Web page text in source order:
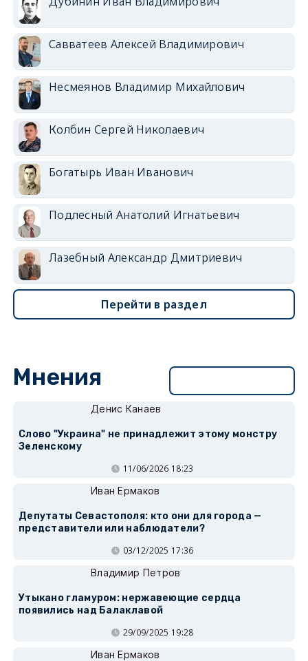
Савватеев Алексей Владимирович
Несмеянов Владимир Михайлович
Колбин Сергей Николаевич
Богатырь Иван Иванович
Подлесный Анатолий Игнатьевич
Лазебный Александр Дмитриевич
Перейти в раздел
Мнения
Денис Канаев
Слово "Украина" не принадлежит этому монстру
Зеленскому
11/06/2026 18:23
Иван Ермаков
Депутаты Севастополя: кто они для города —
представители или наблюдатели?
03/12/2025 17:36
Владимир Петров
Утыкано гламуром: нержавеющие сердца
появились над Балаклавой
29/09/2025 19:28
Иван Ермаков